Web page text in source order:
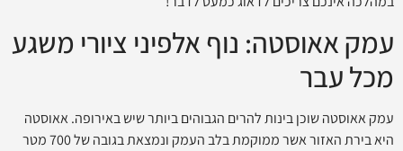
עמק אאוסטה: נוף אלפיני ציורי משגע
מכל עבר
עמק אאוסטה שוכן בינות להרים הגבוהים ביותר שיש באירופה. אאוסטה
היא בירת האזור אשר ממוקמת בלב העמק ונמצאת בגובה של 700 מטר